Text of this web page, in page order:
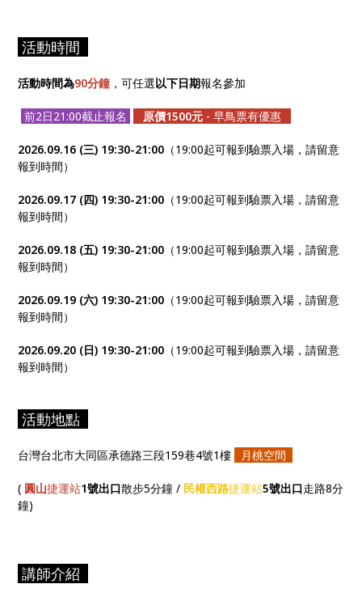
活動時間
活動時間為90分鐘 ，可任選以下日期報名參加
前2日21:00截止報名 原價1500元 - 早鳥票有優惠
2026.09.16 (三) 19:30-21:00 （19:00起可報到驗票入場，請留意
報到時間）
2026.09.17 (四) 19:30-21:00 （19:00起可報到驗票入場，請留意
報到時間）
2026.09.18 (五) 19:30-21:00 （19:00起可報到驗票入場，請留意
報到時間）
2026.09.19 (六) 19:30-21:00 （19:00起可報到驗票入場，請留意
報到時間）
2026.09.20 (日) 19:30-21:00 （19:00起可報到驗票入場，請留意
報到時間）
活動地點
台灣台北市大同區承德路三段159巷4號1樓 月桃空間
( 圓山捷運站1號出口散步5分鐘 / 民權西路捷運站5號出口走路8分
鐘)
講師介紹